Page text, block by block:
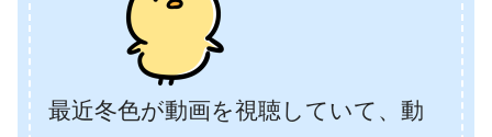
最近冬色が動画を視聴していて、動